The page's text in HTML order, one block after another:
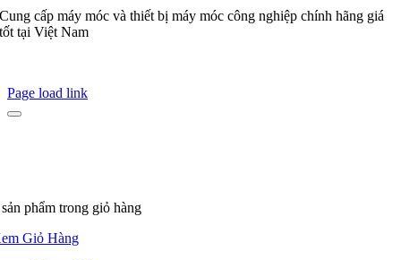
Cung cấp máy móc và thiết bị máy móc công nghiệp chính hãng giá
tốt tại Việt Nam
Page load link
phẩm trong giỏ hàng
Giỏ Hàng